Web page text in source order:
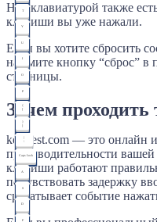
T
Y
U
I
O
P
{
[
}
]
|
\
Caps Lock
A
S
D
F
Над клавиатурой также
клавиши вы уже нажали.
Если вы хотите сбросить
нажмите кнопку “сброс” в
страницы.
Зачем проходить
key-test.com — это онлайн
производительности
клавиши работают
почувствовать задержку
срабатывает событие